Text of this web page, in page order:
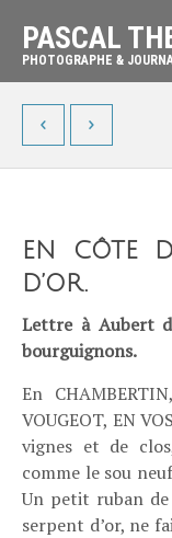
PASCAL
PHOTOGRAPHE &
EN CÔTE
D’OR.
Lettre à Aubert
bourguignons.
En
VOUGEOT, EN
vignes et de
comme le sou
Un petit ruban de
serpent d’or, ne